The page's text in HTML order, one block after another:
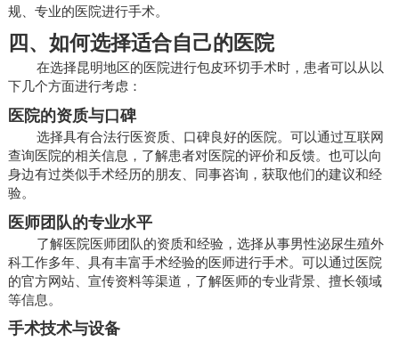
规、专业的医院进行手术。
四、如何选择适合自己的医院
在选择昆明地区的医院进行包皮环切手术时，患者可以从以
下几个方面进行考虑：
医院的资质与口碑
选择具有合法行医资质、口碑良好的医院。可以通过互联网
查询医院的相关信息，了解患者对医院的评价和反馈。也可以向
身边有过类似手术经历的朋友、同事咨询，获取他们的建议和经
验。
医师团队的专业水平
了解医院医师团队的资质和经验，选择从事男性泌尿生殖外
科工作多年、具有丰富手术经验的医师进行手术。可以通过医院
的官方网站、宣传资料等渠道，了解医师的专业背景、擅长领域
等信息。
手术技术与设备